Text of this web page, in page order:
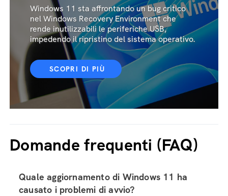
Windows 11 sta affrontando un bug critico
nel Windows Recovery Environment che
rende inutilizzabili le periferiche USB,
impedendo il ripristino del sistema operativo.
SCOPRI DI PIÙ
Domande frequenti (FAQ)
Quale aggiornamento di Windows 11 ha
causato i problemi di avvio?